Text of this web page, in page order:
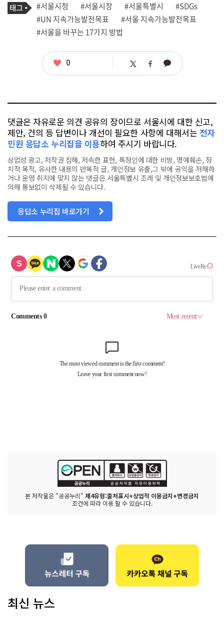
사
관
련
태
태
그
#서울시청 #서울시장 #서울특별시
#SDGs
#UN 지속가능발전목표
#서울 지속가능발전목표
#서울을 바꾸는 17가지 방법
좋
0 트 페 카
댓글은 자유로운 의견 공유의 장이므로 서울시에 대한 신고,
제안, 건의 등 답변이나 개선이 필요한 사항에 대해서는 전자
민원 응답소 누리집을 이용하여 주시기 바랍니다.
상업성 광고, 저작권 침해, 저속한 표현, 특정인에 대한 비방, 명예훼손, 정
치적 목적, 유사한 내용의 반복적 글, 개인정보 유출,그 밖에 공익을 저해하
거나 운영 취지에 맞지 않는 댓글은 서울특별시 조례 및 개인정보보호법에
의해 통보없이 삭제될 수 있습니다.
응답소 누리집 바로가기
본 저작물은 "공공누리" 제4유형:출처표시+상업적 이용금지+변경금지
조건에 따라 이용 할 수 있습니다.
최신 뉴스